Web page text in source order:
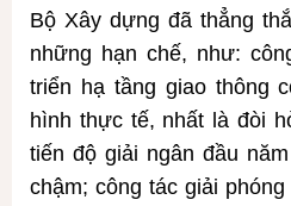
Bộ Xây dựng đã thẳng
những hạn chế, như:
triển hạ tầng giao thông
hình thực tế, nhất là đòi
tiến độ giải ngân đầu
chậm; công tác giải